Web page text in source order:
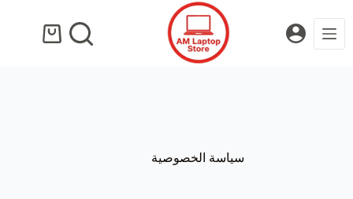
إلى
المحتوى
عربة
سياسة الخصوصية